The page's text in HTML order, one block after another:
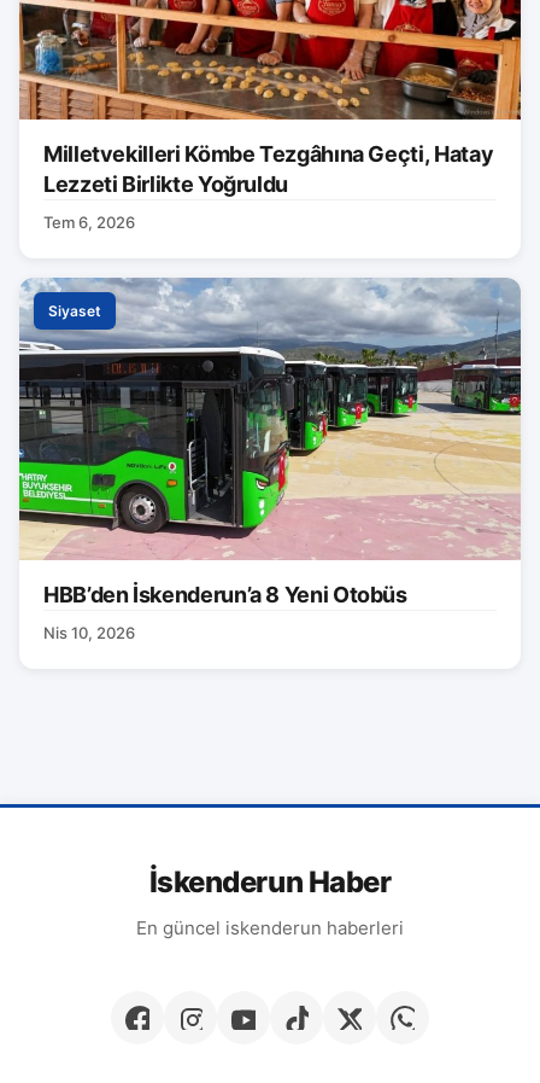
Milletvekilleri Kömbe Tezgâhına Geçti, Hatay
Lezzeti Birlikte Yoğruldu
Tem 6, 2026
Siyaset
HBB’den İskenderun’a 8 Yeni Otobüs
Nis 10, 2026
İskenderun Haber
En güncel iskenderun haberleri